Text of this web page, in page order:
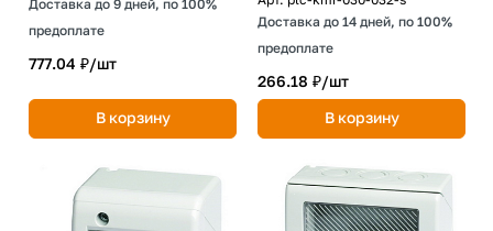
Доставка до 9 дней, по 100%
предоплате
777.04 ₽/шт
В корзину
Доставка до 14 дней, по 100%
предоплате
266.18 ₽/шт
В корзину